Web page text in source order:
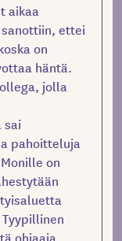
aikaa
ettei
on
häntä.
jolla
sai
pahoitteluja
on